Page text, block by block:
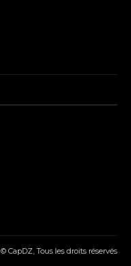
© CapDZ, Tous les droits réservés